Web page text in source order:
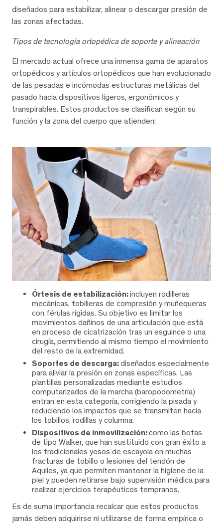
diseñados para estabilizar, alinear o descargar presión de
las zonas afectadas.
Tipos de tecnología ortopédica de soporte y alineación
El mercado actual ofrece una inmensa gama de aparatos
ortopédicos y artículos ortopédicos que han evolucionado
de las pesadas e incómodas estructuras metálicas del
pasado hacia dispositivos ligeros, ergonómicos y
transpirables. Estos productos se clasifican según su
función y la zona del cuerpo que atienden:
Órtesis de estabilización:incluyen rodilleras
mecánicas, tobilleras de compresión y muñequeras
con férulas rígidas. Su objetivo es limitar los
movimientos dañinos de una articulación que está
en proceso de cicatrización tras un esguince o una
cirugía, permitiendo al mismo tiempo el movimiento
del resto de la extremidad.
Soportes de descarga:diseñados especialmente
para aliviar la presión en zonas específicas. Las
plantillas personalizadas mediante estudios
computarizados de la marcha (baropodometría)
entran en esta categoría, corrigiendo la pisada y
reduciendo los impactos que se transmiten hacia
los tobillos, rodillas y columna.
Dispositivos de inmovilización:como las botas
de tipo Walker, que han sustituido con gran éxito a
los tradicionales yesos de escayola en muchas
fracturas de tobillo o lesiones del tendón de
Aquiles, ya que permiten mantener la higiene de la
piel y pueden retirarse bajo supervisión médica para
realizar ejercicios terapéuticos tempranos.
Es de suma importancia recalcar que estos productos
jamás deben adquirirse ni utilizarse de forma empírica o